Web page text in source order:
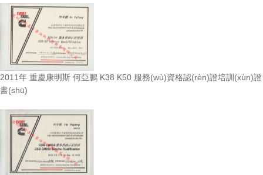
2011年 重慶康明斯 何亞鵬 K38 K50 服務(wù)資格認(rèn)證培訓(xùn)證
書(shū)